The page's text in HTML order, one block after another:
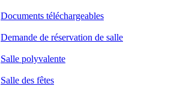
Documents téléchargeables
Demande de réservation de salle
Salle polyvalente
Salle des fêtes